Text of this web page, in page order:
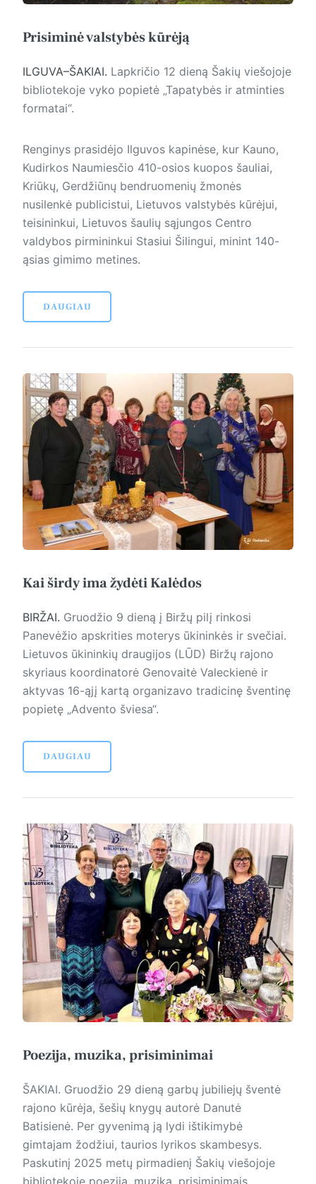
Prisiminė valstybės kūrėją
ILGUVA–ŠAKIAI. Lapkričio 12 dieną Šakių viešojoje
bibliotekoje vyko popietė „Tapatybės ir atminties
formatai“.
Renginys prasidėjo Ilguvos kapinėse, kur Kauno,
Kudirkos Naumiesčio 410-osios kuopos šauliai,
Kriūkų, Gerdžiūnų bendruomenių žmonės
nusilenkė publicistui, Lietuvos valstybės kūrėjui,
teisininkui, Lietuvos šaulių sąjungos Centro
valdybos pirmininkui Stasiui Šilingui, minint 140-
ąsias gimimo metines.
DAUGIAU
Kai širdy ima žydėti Kalėdos
BIRŽAI. Gruodžio 9 dieną į Biržų pilį rinkosi
Panevėžio apskrities moterys ūkininkės ir svečiai.
Lietuvos ūkininkių draugijos (LŪD) Biržų rajono
skyriaus koordinatorė Genovaitė Valeckienė ir
aktyvas 16-ąjį kartą organizavo tradicinę šventinę
popietę „Advento šviesa“.
DAUGIAU
Poezija, muzika, prisiminimai
ŠAKIAI. Gruodžio 29 dieną garbų jubiliejų šventė
rajono kūrėja, šešių knygų autorė Danutė
Batisienė. Per gyvenimą ją lydi ištikimybė
gimtajam žodžiui, taurios lyrikos skambesys.
Paskutinį 2025 metų pirmadienį Šakių viešojoje